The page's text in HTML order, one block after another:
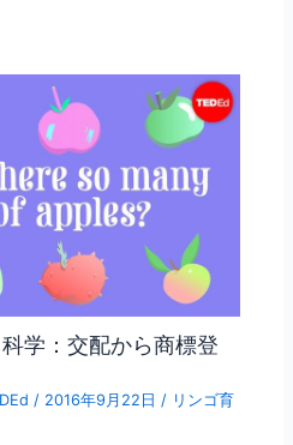
学：交配から商標登
/ 2016年9月22日 / リンゴ育